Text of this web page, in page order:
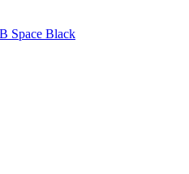
Space Black